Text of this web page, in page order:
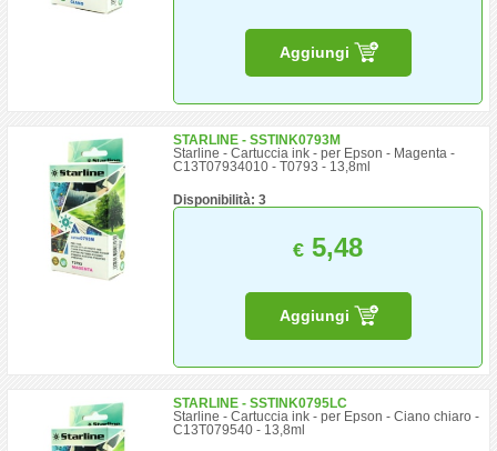
Aggiungi
STARLINE - SSTINK0793M
Starline - Cartuccia ink - per Epson - Magenta -
C13T07934010 - T0793 - 13,8ml
Disponibilità: 3
€ 5,48
Aggiungi
STARLINE - SSTINK0795LC
Starline - Cartuccia ink - per Epson - Ciano chiaro -
C13T079540 - 13,8ml